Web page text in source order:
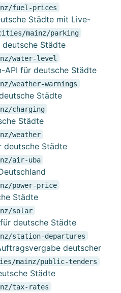
fuel-prices
Städte mit Live-
mainz/parking
deutsche Städte
water-level
API für deutsche Städte
weather-warnings
Städte
charging
Städte
weather
deutsche Städte
air-uba
power-price
Städte
solar
deutsche Städte
station-departures
deutscher
mainz/public-tenders
Städte
tax-rates